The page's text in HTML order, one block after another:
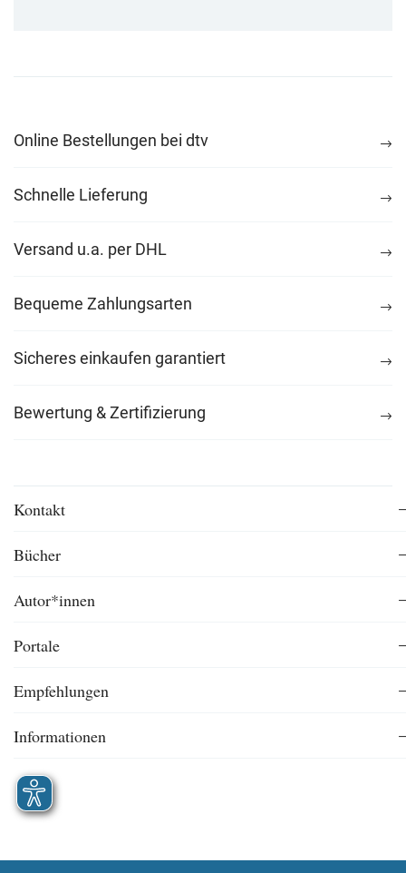
Online Bestellungen bei dtv
Schnelle Lieferung
Versand u.a. per DHL
Bequeme Zahlungsarten
Sicheres einkaufen garantiert
Bewertung & Zertifizierung
Kontakt
Bücher
Autor*innen
Portale
Empfehlungen
Informationen